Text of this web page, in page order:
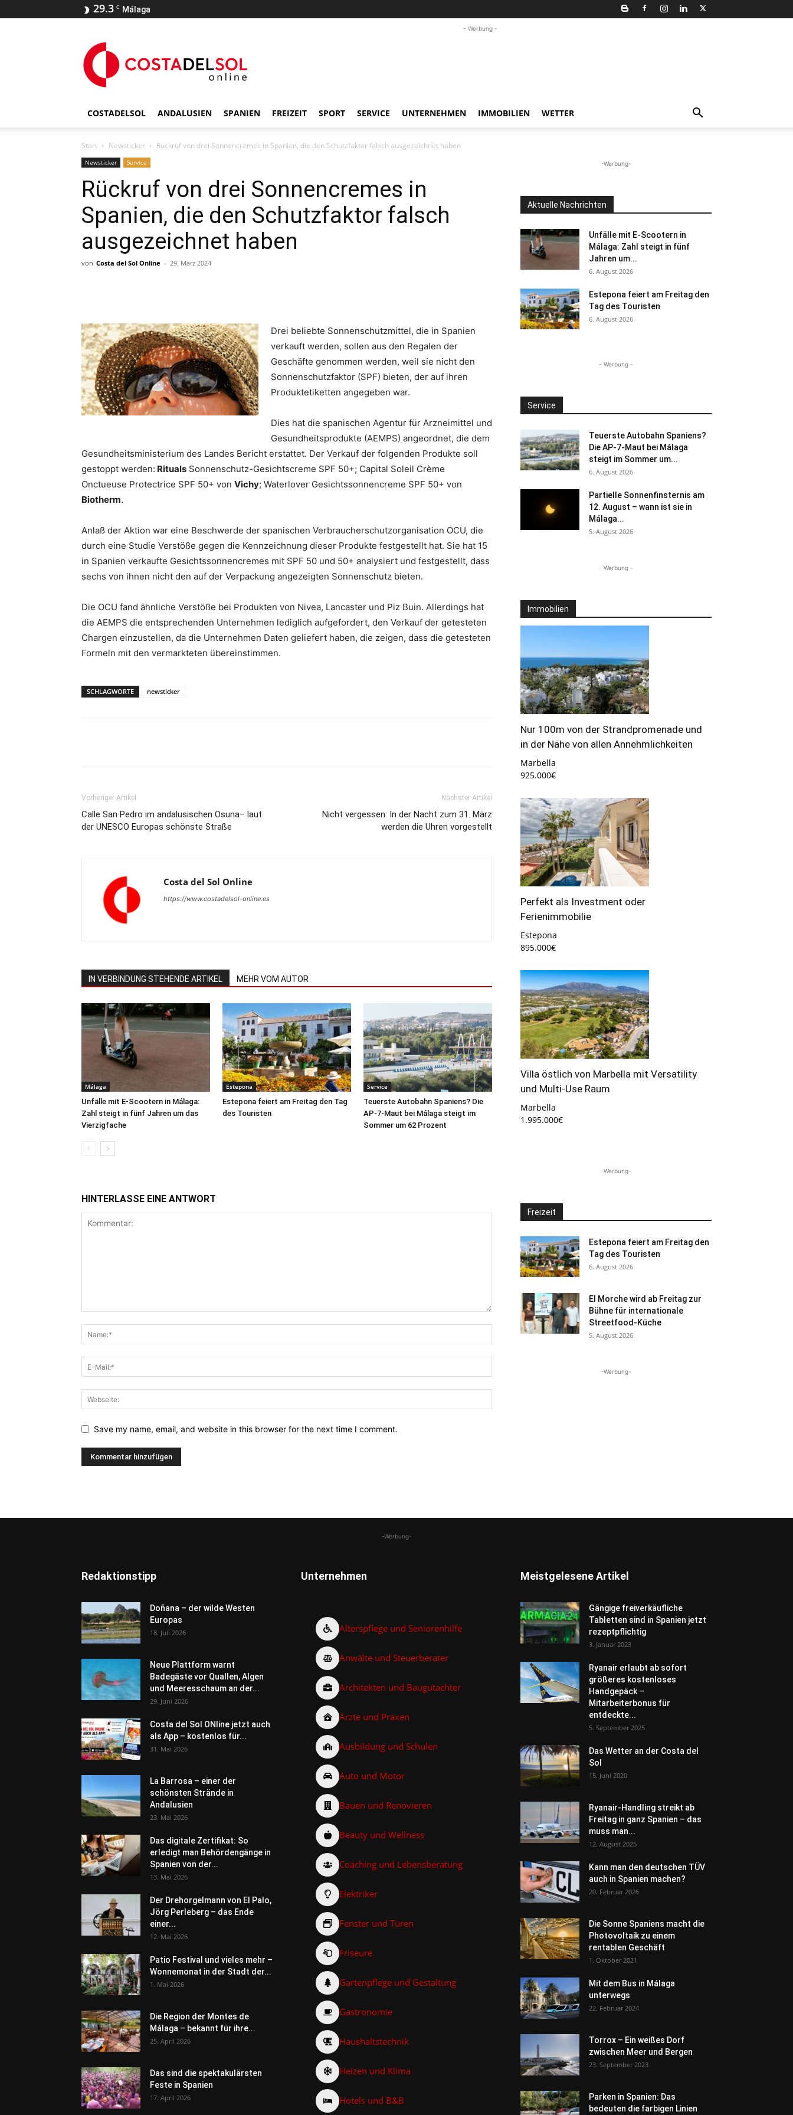
29.3 C Málaga
- Werbung -
COSTADELSOL ANDALUSIEN SPANIEN FREIZEIT SPORT SERVICE UNTERNEHMEN IMMOBILIEN WETTER
Start Newsticker Rückruf von drei Sonnencremes in Spanien, die den Schutzfaktor falsch ausgezeichnet haben
Newsticker Service
Rückruf von drei Sonnencremes in
Spanien, die den Schutzfaktor falsch
ausgezeichnet haben
von Costa del Sol Online - 29. März 2024
Drei beliebte Sonnenschutzmittel, die in Spanien
verkauft werden, sollen aus den Regalen der
Geschäfte genommen werden, weil sie nicht den
Sonnenschutzfaktor (SPF) bieten, der auf ihren
Produktetiketten angegeben war.
Dies hat die spanischen Agentur für Arzneimittel und
Gesundheitsprodukte (AEMPS) angeordnet, die dem
Gesundheitsministerium des Landes Bericht erstattet. Der Verkauf der folgenden Produkte soll
gestoppt werden: Rituals Sonnenschutz-Gesichtscreme SPF 50+; Capital Soleil Crème
Onctueuse Protectrice SPF 50+ von Vichy; Waterlover Gesichtssonnencreme SPF 50+ von
Biotherm.
Anlaß der Aktion war eine Beschwerde der spanischen Verbraucherschutzorganisation OCU, die
durch eine Studie Verstöße gegen die Kennzeichnung dieser Produkte festgestellt hat. Sie hat 15
in Spanien verkaufte Gesichtssonnencremes mit SPF 50 und 50+ analysiert und festgestellt, dass
sechs von ihnen nicht den auf der Verpackung angezeigten Sonnenschutz bieten.
Die OCU fand ähnliche Verstöße bei Produkten von Nivea, Lancaster und Piz Buin. Allerdings hat
die AEMPS die entsprechenden Unternehmen lediglich aufgefordert, den Verkauf der getesteten
Chargen einzustellen, da die Unternehmen Daten geliefert haben, die zeigen, dass die getesteten
Formeln mit den vermarkteten übereinstimmen.
SCHLAGWORTE newsticker
Vorheriger Artikel
Calle San Pedro im andalusischen Osuna– laut
der UNESCO Europas schönste Straße
Nächster Artikel
Nicht vergessen: In der Nacht zum 31. März
werden die Uhren vorgestellt
Costa del Sol Online
https://www.costadelsol-online.es
IN VERBINDUNG STEHENDE ARTIKEL MEHR VOM AUTOR
Málaga
Unfälle mit E-Scootern in Málaga:
Zahl steigt in fünf Jahren um das
Vierzigfache
Estepona
Estepona feiert am Freitag den Tag
des Touristen
Service
Teuerste Autobahn Spaniens? Die
AP-7-Maut bei Málaga steigt im
Sommer um 62 Prozent
HINTERLASSE EINE ANTWORT
Save my name, email, and website in this browser for the next time I comment.
-Werbung-
Aktuelle Nachrichten
Unfälle mit E-Scootern in
Málaga: Zahl steigt in fünf
Jahren um...
6. August 2026
Estepona feiert am Freitag den
Tag des Touristen
6. August 2026
- Werbung -
Service
Teuerste Autobahn Spaniens?
Die AP-7-Maut bei Málaga
steigt im Sommer um...
6. August 2026
Partielle Sonnenfinsternis am
12. August – wann ist sie in
Málaga...
5. August 2026
- Werbung -
Immobilien
Nur 100m von der Strandpromenade und
in der Nähe von allen Annehmlichkeiten
Marbella
925.000€
Perfekt als Investment oder
Ferienimmobilie
Estepona
895.000€
Villa östlich von Marbella mit Versatility
und Multi-Use Raum
Marbella
1.995.000€
-Werbung-
Freizeit
Estepona feiert am Freitag den
Tag des Touristen
6. August 2026
El Morche wird ab Freitag zur
Bühne für internationale
Streetfood-Küche
5. August 2026
-Werbung-
-Werbung-
Redaktionstipp
Doñana – der wilde Westen
Europas
18. Juli 2026
Neue Plattform warnt
Badegäste vor Quallen, Algen
und Meeresschaum an der...
29. Juni 2026
Costa del Sol ONline jetzt auch
als App – kostenlos für...
31. Mai 2026
La Barrosa – einer der
schönsten Strände in
Andalusien
23. Mai 2026
Das digitale Zertifikat: So
erledigt man Behördengänge in
Spanien von der...
13. Mai 2026
Der Drehorgelmann von El Palo,
Jörg Perleberg – das Ende
einer...
12. Mai 2026
Patio Festival und vieles mehr –
Wonnemonat in der Stadt der...
1. Mai 2026
Die Region der Montes de
Málaga – bekannt für ihre...
25. April 2026
Das sind die spektakulärsten
Feste in Spanien
17. April 2026
Unternehmen
Alterspflege und Seniorenhilfe
Anwälte und Steuerberater
Architekten und Baugutachter
Ärzte und Praxen
Ausbildung und Schulen
Auto und Motor
Bauen und Renovieren
Beauty und Wellness
Coaching und Lebensberatung
Elektriker
Fenster und Türen
Friseure
Gartenpflege und Gestaltung
Gastronomie
Haushaltstechnik
Heizen und Klima
Hotels und B&B
Meistgelesene Artikel
Gängige freiverkäufliche
Tabletten sind in Spanien jetzt
rezeptpflichtig
3. Januar 2023
Ryanair erlaubt ab sofort
größeres kostenloses
Handgepäck –
Mitarbeiterbonus für
entdeckte...
5. September 2025
Das Wetter an der Costa del
Sol
15. Juni 2020
Ryanair-Handling streikt ab
Freitag in ganz Spanien – das
muss man...
12. August 2025
Kann man den deutschen TÜV
auch in Spanien machen?
20. Februar 2026
Die Sonne Spaniens macht die
Photovoltaik zu einem
rentablen Geschäft
1. Oktober 2021
Mit dem Bus in Málaga
unterwegs
22. Februar 2024
Torrox – Ein weißes Dorf
zwischen Meer und Bergen
23. September 2023
Parken in Spanien: Das
bedeuten die farbigen Linien